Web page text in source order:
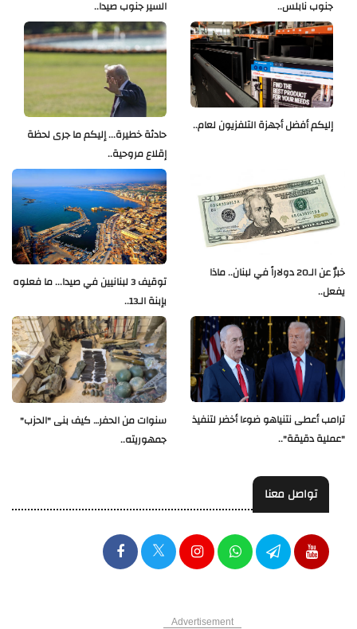
السير جنوب صيدا.. جنوب نابلس..
حادثة خطيرة... إليكم ما جرى لحظة
إقلاع مروحية..
إليكم أفضل أجهزة التلفزيون لعام..
توقيف 3 لبنانيين في صيدا... ما فعلوه
بإبنة الـ13..
خبرٌ عن الـ20 دولاراً في لبنان.. ماذا
يفعل..
سنوات من الحفر… كيف بنى "الحزب"
جمهوريته..
ترامب أعطى نتنياهو ضوءا أخضر لتنفيذ
"عملية دقيقة"..
تواصل معنا
Advertisement